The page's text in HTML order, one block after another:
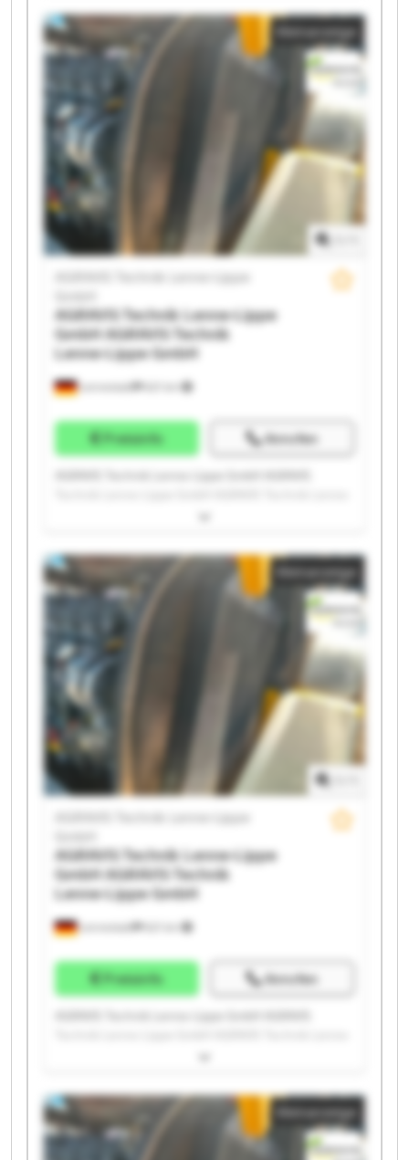
Technik Lenne-Lippe GmbH AGRAVIS Technik Lenne-
Lippe GmbH AGRAVIS Technik Lenne-Lippe GmbH
AGRAVIS Technik Lenne-Lippe GmbH AGRAVIS
Technik Lenne-Lippe GmbH AGRAVIS Technik Lenne-
Lippe GmbH AGRAVIS Technik Lenne-Lippe GmbH
AGRAVIS Technik Lenne-Lippe GmbH AGRAVIS
Technik Lenne-Lippe GmbH AGRAVIS Technik Lenne-
Lippe GmbH AGRAVIS Technik Lenne-Lippe GmbH
AGRAVIS Technik Lenne-Lippe GmbH AGRAVIS
Technik Lenne-Lippe GmbH AGRAVIS Technik Lenne-
Lippe GmbH AGRAVIS Technik Lenne-Lippe GmbH
Kleinanzeige
Lennestadt
AGRAVIS Technik Lenne-Lippe
AGRAVIS Technik Lenne-Lippe
GmbHAGRAVIS Technik
Lenne-Lippe GmbH
Preisinfo Anrufen
Lippe GmbH AGRAVIS Technik Lenne-Lippe GmbH
Technik Lenne-Lippe GmbH AGRAVIS Technik Lenne-
Lippe GmbH AGRAVIS Technik Lenne-Lippe GmbH
AGRAVIS Technik Lenne-Lippe GmbH AGRAVIS
Technik Lenne-Lippe GmbH AGRAVIS Technik Lenne-
Lippe GmbH AGRAVIS Technik Lenne-Lippe GmbH
AGRAVIS Technik Lenne-Lippe GmbH AGRAVIS
Technik Lenne-Lippe GmbH AGRAVIS Technik Lenne-
Lippe GmbH AGRAVIS Technik Lenne-Lippe GmbH
AGRAVIS Technik Lenne-Lippe GmbH AGRAVIS
Technik Lenne-Lippe GmbH AGRAVIS Technik Lenne-
Lippe GmbH AGRAVIS Technik Lenne-Lippe GmbH
Kleinanzeige
Lennestadt
AGRAVIS Technik Lenne-Lippe
AGRAVIS Technik Lenne-Lippe
GmbHAGRAVIS Technik
Lenne-Lippe GmbH
Preisinfo Anrufen
Lippe GmbH AGRAVIS Technik Lenne-Lippe GmbH
Technik Lenne-Lippe GmbH AGRAVIS Technik Lenne-
Lippe GmbH AGRAVIS Technik Lenne-Lippe GmbH
AGRAVIS Technik Lenne-Lippe GmbH AGRAVIS
Technik Lenne-Lippe GmbH AGRAVIS Technik Lenne-
Kleinanzeige